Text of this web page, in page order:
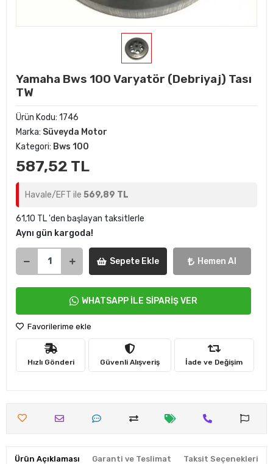
Yamaha Bws 100 Varyatör (Debriyaj) Tası
TW
Ürün Kodu: 1746
Marka: Süveyda Motor
Kategori: Bws 100
587,52 TL
Havale/EFT ile 569,89 TL
61,10 TL 'den başlayan taksitlerle
Aynı gün kargoda!
Sepete Ekle Hemen Al
WHATSAPP İLE SİPARİŞ VER
Favorilerime ekle
Hızlı Gönderi Güvenli Alışveriş İade ve Değişim
Ürün Açıklaması Garanti ve Teslimat Taksit Seçenekleri